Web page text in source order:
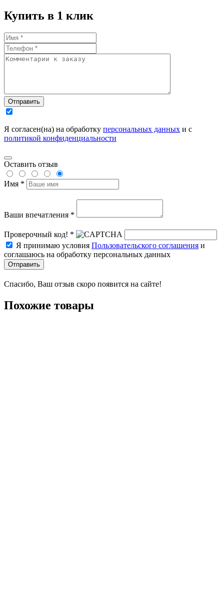
Купить в 1 клик
Отправить
Я согласен(на) на обработку персональных данных и с
политикой конфиденциальности
Оставить отзыв
Имя *
Ваши впечатления *
Проверочный код! *
Я принимаю условия Пользовательского соглашения и
соглашаюсь на обработку персональных данных
Отправить
Спасибо, Ваш отзыв скоро появится на сайте!
Похожие товары